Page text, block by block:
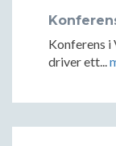
Konferens i
driver ett...